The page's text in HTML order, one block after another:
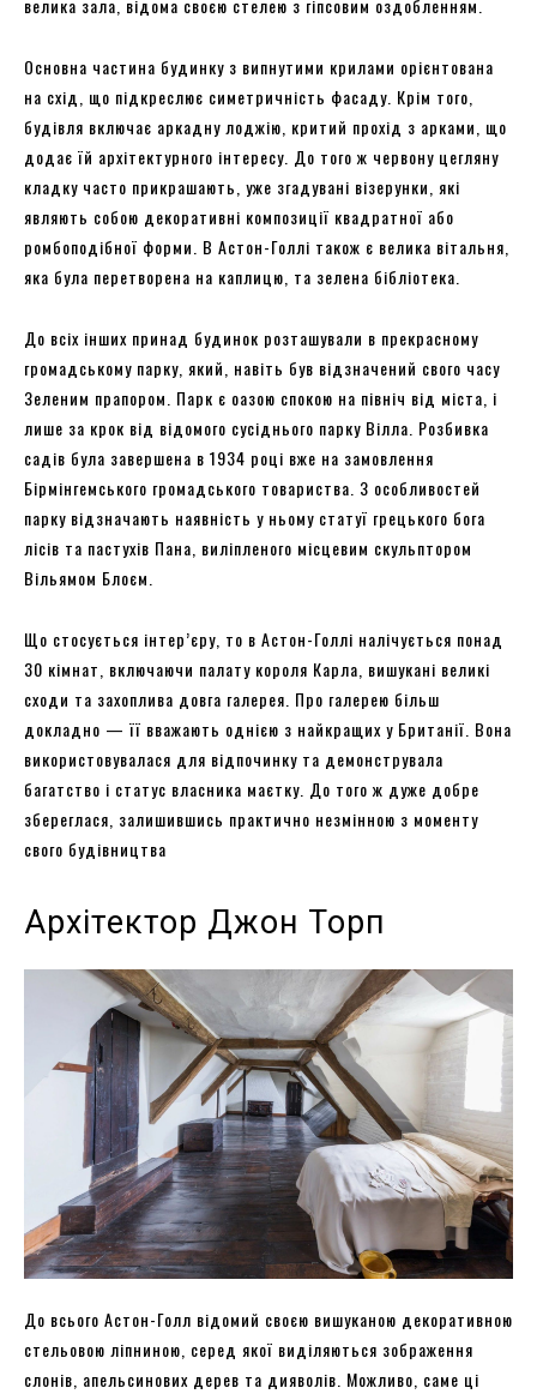
велика зала, відома своєю стелею з гіпсовим оздобленням.
Основна частина будинку з випнутими крилами орієнтована
на схід, що підкреслює симетричність фасаду. Крім того,
будівля включає аркадну лоджію, критий прохід з арками, що
додає їй архітектурного інтересу. До того ж червону цегляну
кладку часто прикрашають, уже згадувані візерунки, які
являють собою декоративні композиції квадратної або
ромбоподібної форми. В Астон-Голлі також є велика вітальня,
яка була перетворена на каплицю, та зелена бібліотека.
До всіх інших принад будинок розташували в прекрасному
громадському парку, який, навіть був відзначений свого часу
Зеленим прапором. Парк є оазою спокою на північ від міста, і
лише за крок від відомого сусіднього парку Вілла. Розбивка
садів була завершена в 1934 році вже на замовлення
Бірмінгемського громадського товариства. З особливостей
парку відзначають наявність у ньому статуї грецького бога
лісів та пастухів Пана, виліпленого місцевим скульптором
Вільямом Блоєм.
Що стосується інтер’єру, то в Астон-Голлі налічується понад
30 кімнат, включаючи палату короля Карла, вишукані великі
сходи та захоплива довга галерея. Про галерею більш
докладно — її вважають однією з найкращих у Британії. Вона
використовувалася для відпочинку та демонструвала
багатство і статус власника маєтку. До того ж дуже добре
збереглася, залишившись практично незмінною з моменту
свого будівництва
Архітектор Джон Торп
До всього Астон-Голл відомий своєю вишуканою декоративною
стельовою ліпниною, серед якої виділяються зображення
слонів, апельсинових дерев та дияволів. Можливо, саме ці